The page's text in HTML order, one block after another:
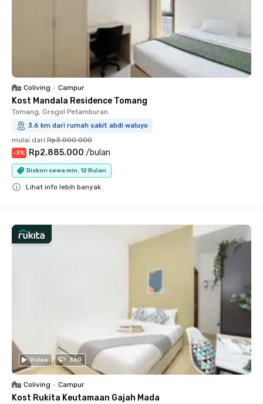
Coliving • Campur
Kost Mandala Residence Tomang
Tomang, Grogol Petamburan
3.6 km dari rumah sakit abdi waluyo
mulai dari Rp3.000.000
-3% Rp2.885.000 /bulan
Diskon sewa min. 12 Bulan
Lihat info lebih banyak
Video 360
Coliving • Campur
Kost Rukita Keutamaan Gajah Mada